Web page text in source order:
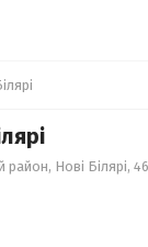
Нові Білярі,